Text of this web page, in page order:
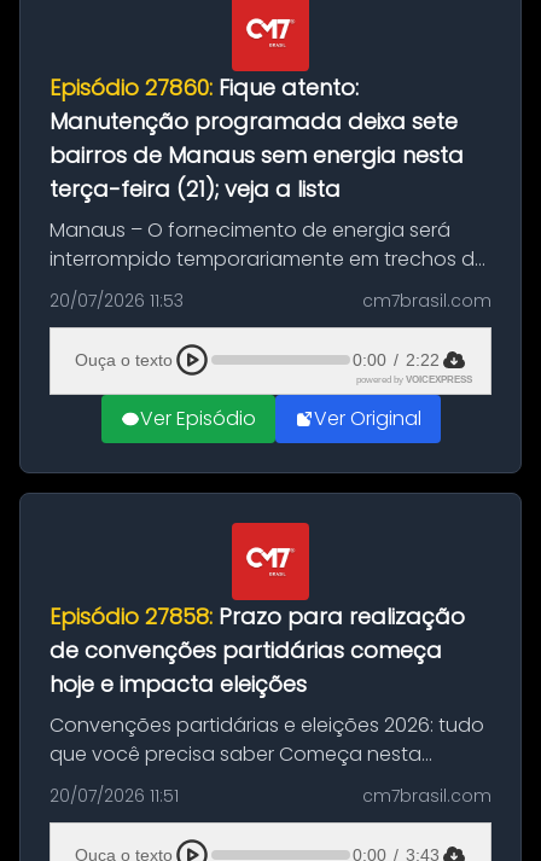
Episódio 27860: Fique atento:
Manutenção programada deixa sete
bairros de Manaus sem energia nesta
terça-feira (21); veja a lista
Manaus – O fornecimento de energia será
interrompido temporariamente em trechos de
sete bairros de Manaus nesta terça-feira (21).
A suspensão programada ocorrerá para a
execução de serviços de manuten...
20/07/2026 11:53 cm7brasil.com
Ouça o texto 0:00 / 2:22
powered by VOICEXPRESS
Ver Episódio Ver Original
Episódio 27858: Prazo para realização
de convenções partidárias começa
hoje e impacta eleições
Convenções partidárias e eleições 2026: tudo
que você precisa saber Começa nesta
segunda-feira e vai até 5 de agosto o prazo
para que partidos políticos e federações
partidárias realizem suas convençõ...
20/07/2026 11:51 cm7brasil.com
Ouça o texto 0:00 / 3:43